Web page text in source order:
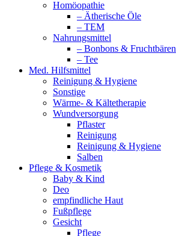
Homöopathie
– Ätherische Öle
– TEM
Nahrungsmittel
– Bonbons & Fruchtbären
– Tee
Med. Hilfsmittel
Reinigung & Hygiene
Sonstige
Wärme- & Kältetherapie
Wundversorgung
Pflaster
Reinigung
Reinigung & Hygiene
Salben
Pflege & Kosmetik
Baby & Kind
Deo
empfindliche Haut
Fußpflege
Gesicht
Pflege